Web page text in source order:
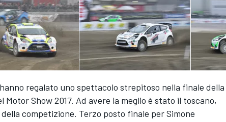
regalato uno spettacolo strepitoso nella finale della
Show 2017. Ad avere la meglio è stato il toscano,
competizione. Terzo posto finale per Simone